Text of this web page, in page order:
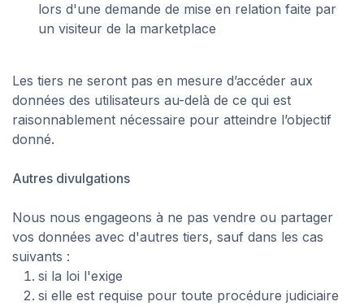
lors d'une demande de mise en relation faite par
un visiteur de la marketplace
Les tiers ne seront pas en mesure d’accéder aux
données des utilisateurs au-delà de ce qui est
raisonnablement nécessaire pour atteindre l’objectif
donné.
Autres divulgations
Nous nous engageons à ne pas vendre ou partager
vos données avec d'autres tiers, sauf dans les cas
suivants :
si la loi l'exige
si elle est requise pour toute procédure judiciaire